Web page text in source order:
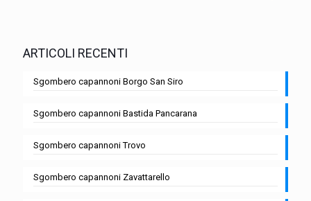
ARTICOLI RECENTI
Sgombero capannoni Borgo San Siro
Sgombero capannoni Bastida Pancarana
Sgombero capannoni Trovo
Sgombero capannoni Zavattarello